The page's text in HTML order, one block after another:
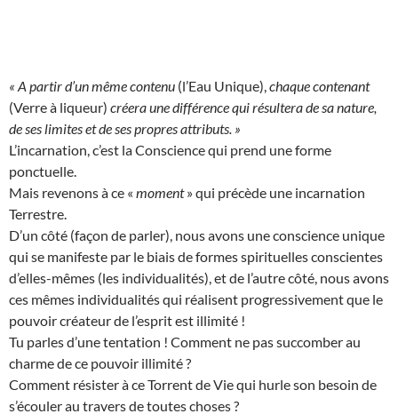
« A partir d’un même contenu (l’Eau Unique), chaque contenant
(Verre à liqueur) créera une différence qui résultera de sa nature,
de ses limites et de ses propres attributs. »
L’incarnation, c’est la Conscience qui prend une forme
ponctuelle.
Mais revenons à ce « moment» qui précède une incarnation
Terrestre.
D’un côté (façon de parler), nous avons une conscience unique
qui se manifeste par le biais de formes spirituelles conscientes
d’elles-mêmes (les individualités), et de l’autre côté, nous avons
ces mêmes individualités qui réalisent progressivement que le
pouvoir créateur de l’esprit est illimité !
Tu parles d’une tentation ! Comment ne pas succomber au
charme de ce pouvoir illimité ?
Comment résister à ce Torrent de Vie qui hurle son besoin de
s’écouler au travers de toutes choses ?